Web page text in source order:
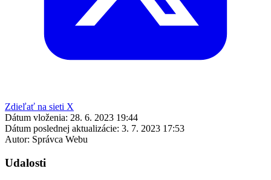
Zdieľať na sieti X
Dátum vloženia: 28. 6. 2023 19:44
Dátum poslednej aktualizácie: 3. 7. 2023 17:53
Autor: Správca Webu
Udalosti